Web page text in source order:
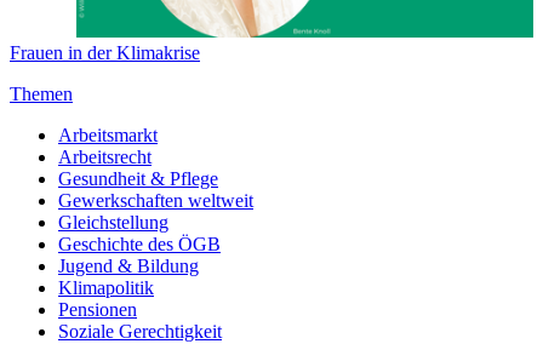
Frauen in der Klimakrise
Themen
Arbeitsmarkt
Arbeitsrecht
Gesundheit & Pflege
Gewerkschaften weltweit
Gleichstellung
Geschichte des ÖGB
Jugend & Bildung
Klimapolitik
Pensionen
Soziale Gerechtigkeit